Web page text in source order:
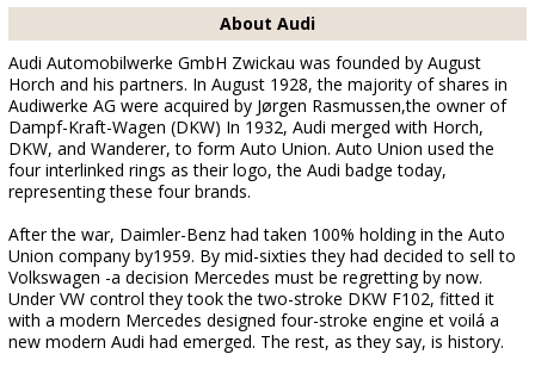
About Audi
Audi Automobilwerke GmbH Zwickau was founded by August
Horch and his partners. In August 1928, the majority of shares in
Audiwerke AG were acquired by Jørgen Rasmussen,the owner of
Dampf-Kraft-Wagen (DKW) In 1932, Audi merged with Horch,
DKW, and Wanderer, to form Auto Union. Auto Union used the
four interlinked rings as their logo, the Audi badge today,
representing these four brands.
After the war, Daimler-Benz had taken 100% holding in the Auto
Union company by1959. By mid-sixties they had decided to sell to
Volkswagen -a decision Mercedes must be regretting by now.
Under VW control they took the two-stroke DKW F102, fitted it
with a modern Mercedes designed four-stroke engine et voilá a
new modern Audi had emerged. The rest, as they say, is history.